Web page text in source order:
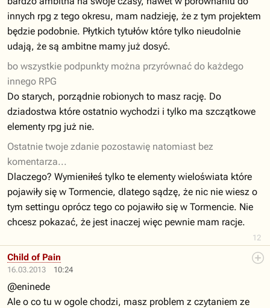
12
innych rpg z tego okresu, mam nadzieję, że z tym projektem
będzie podobnie. Płytkich tytułów które tylko nieudolnie
udają, że są ambitne mamy już dosyć.
bo wszystkie podpunkty można przyrównać do każdego
innego RPG
Do starych, porządnie robionych to masz rację. Do
dziadostwa które ostatnio wychodzi i tylko ma szczątkowe
elementy rpg już nie.
Ostatnie twoje zdanie pozostawię natomiast bez
komentarza...
Dlaczego? Wymieniłeś tylko te elementy wieloświata które
pojawiły się w Tormencie, dlatego sądzę, że nic nie wiesz o
tym settingu oprócz tego co pojawiło się w Tormencie. Nie
chcesz pokazać, że jest inaczej więc pewnie mam racje.
16.03.2013 10:24
Child of Pain
@eninede
Ale o co tu w ogole chodzi, masz problem z czytaniem ze